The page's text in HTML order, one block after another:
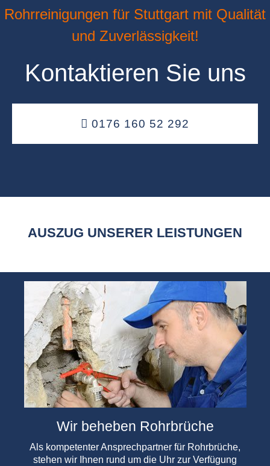
Rohrreinigungen für Stuttgart mit Qualität
und Zuverlässigkeit!
Kontaktieren Sie uns
0176 160 52 292
AUSZUG UNSERER LEISTUNGEN
Wir beheben Rohrbrüche
Als kompetenter Ansprechpartner für Rohrbrüche,
stehen wir Ihnen rund um die Uhr zur Verfügung